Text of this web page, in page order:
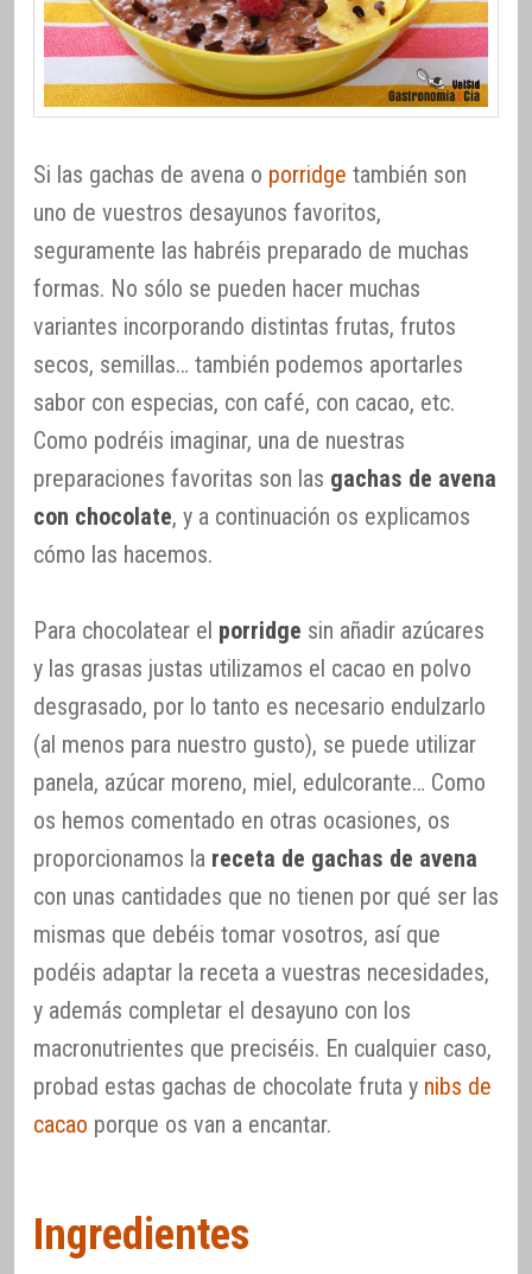
Si las gachas de avena o porridge también son
uno de vuestros desayunos favoritos,
seguramente las habréis preparado de muchas
formas. No sólo se pueden hacer muchas
variantes incorporando distintas frutas, frutos
secos, semillas… también podemos aportarles
sabor con especias, con café, con cacao, etc.
Como podréis imaginar, una de nuestras
preparaciones favoritas son las gachas de avena
con chocolate, y a continuación os explicamos
cómo las hacemos.
Para chocolatear el porridge sin añadir azúcares
y las grasas justas utilizamos el cacao en polvo
desgrasado, por lo tanto es necesario endulzarlo
(al menos para nuestro gusto), se puede utilizar
panela, azúcar moreno, miel, edulcorante… Como
os hemos comentado en otras ocasiones, os
proporcionamos la receta de gachas de avena
con unas cantidades que no tienen por qué ser las
mismas que debéis tomar vosotros, así que
podéis adaptar la receta a vuestras necesidades,
y además completar el desayuno con los
macronutrientes que preciséis. En cualquier caso,
probad estas gachas de chocolate fruta y nibs de
cacao porque os van a encantar.
Ingredientes